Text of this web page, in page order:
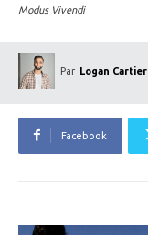
Modus Vivendi
Par Logan Cartier
Facebook